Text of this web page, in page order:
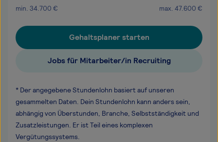
min. 34.700 € max. 47.600 €
Gehaltsplaner starten
Jobs für Mitarbeiter/in Recruiting
* Der angegebene Stundenlohn basiert auf unseren
gesammelten Daten. Dein Stundenlohn kann anders sein,
abhängig von Überstunden, Branche, Selbstständigkeit und
Zusatzleistungen. Er ist Teil eines komplexen
Vergütungssystems.